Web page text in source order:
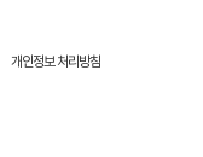
개인정보 처리방침